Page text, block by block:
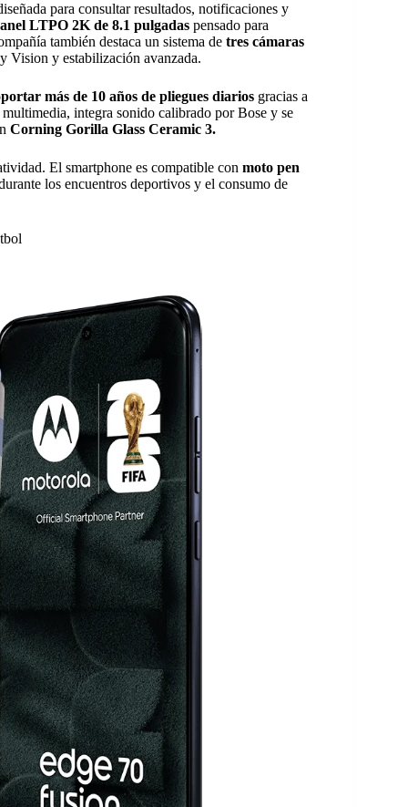
para consultar resultados, notificaciones y
LTPO 2K de 8.1 pulgadas pensado para
también destaca un sistema de tres cámaras
Vision y estabilización avanzada.
más de 10 años de pliegues diarios gracias a
integra sonido calibrado por Bose y se
Corning Gorilla Glass Ceramic 3.
El smartphone es compatible con moto pen
los encuentros deportivos y el consumo de